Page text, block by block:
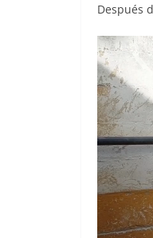
Después
de
vídeo